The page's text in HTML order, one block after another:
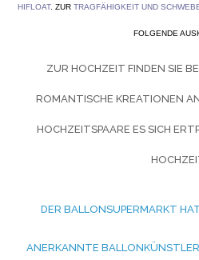
HIFLOAT. ZUR TRAGFÄHIGKEIT UND
FOLGENDE
ZUR HOCHZEIT FINDEN SIE
ROMANTISCHE KREATIONEN
HOCHZEITSPAARE ES SICH
DER BALLONSUPERMARKT
ANERKANNTE